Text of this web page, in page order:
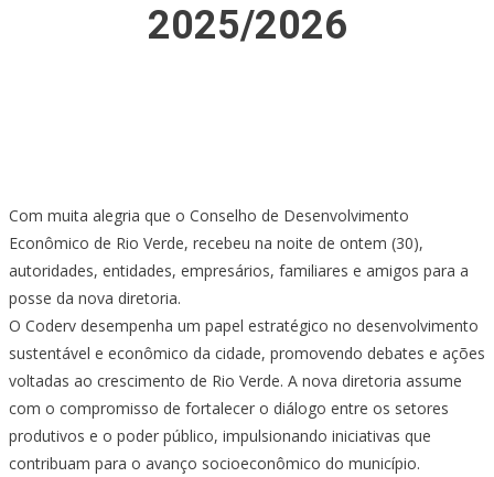
2025/2026
Com muita alegria que o Conselho de Desenvolvimento
Econômico de Rio Verde, recebeu na noite de ontem (30),
autoridades, entidades, empresários, familiares e amigos para a
posse da nova diretoria.
O Coderv desempenha um papel estratégico no desenvolvimento
sustentável e econômico da cidade, promovendo debates e ações
voltadas ao crescimento de Rio Verde. A nova diretoria assume
com o compromisso de fortalecer o diálogo entre os setores
produtivos e o poder público, impulsionando iniciativas que
contribuam para o avanço socioeconômico do município.